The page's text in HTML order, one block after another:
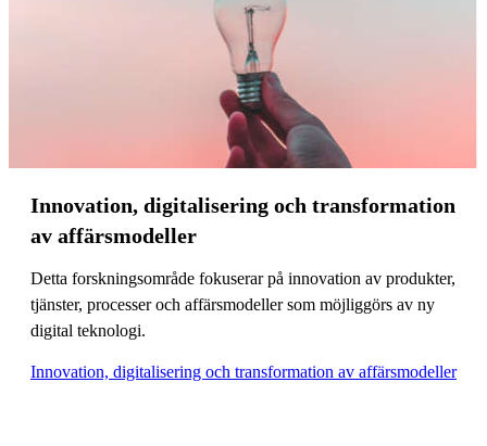
Innovation, digitalisering och transformation
av affärsmodeller
Detta forskningsområde fokuserar på innovation av produkter,
tjänster, processer och affärsmodeller som möjliggörs av ny
digital teknologi.
Innovation, digitalisering och transformation av affärsmodeller